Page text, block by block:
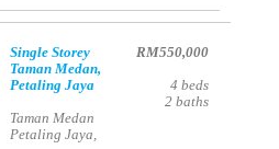
Single Storey
Taman Medan,
Petaling Jaya
Taman Medan
Petaling Jaya,
RM550,000
4 beds
2 baths